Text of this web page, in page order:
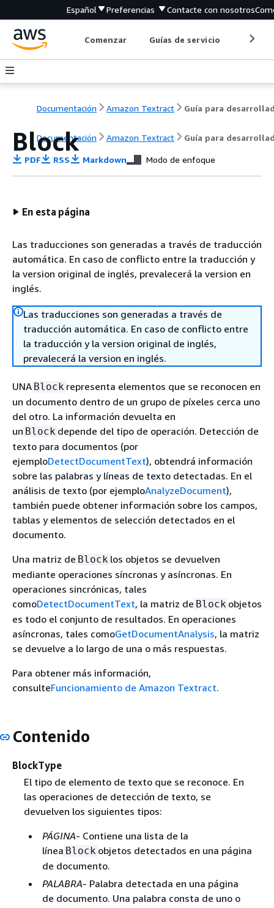
Español Preferencias Contacte con nosotros
Comenzar Guías de servicio
Documentación Amazon Textract
Documentación Amazon Textract Guía para
Block
PDF RSS Markdown Modo de enfoque
En esta página
Las traducciones son generadas a través de traducción
automática. En caso de conflicto entre la traducción y
la version original de inglés, prevalecerá la version en
inglés.
Las traducciones son generadas a través de
traducción automática. En caso de conflicto entre
la traducción y la version original de inglés,
prevalecerá la version en inglés.
UNA Block representa elementos que se reconocen en
un documento dentro de un grupo de píxeles cerca uno
del otro. La información devuelta en
un Block depende del tipo de operación. Detección de
texto para documentos (por
ejemploDetectDocumentText), obtendrá información
sobre las palabras y líneas de texto detectadas. En el
análisis de texto (por ejemploAnalyzeDocument),
también puede obtener información sobre los campos,
tablas y elementos de selección detectados en el
documento.
Una matriz de Block los objetos se devuelven
mediante operaciones síncronas y asíncronas. En
operaciones sincrónicas, tales
comoDetectDocumentText, la matriz de Block objetos
es todo el conjunto de resultados. En operaciones
asíncronas, tales comoGetDocumentAnalysis, la matriz
se devuelve a lo largo de una o más respuestas.
Para obtener más información,
consulteFuncionamiento de Amazon Textract.
Contenido
BlockType
El tipo de elemento de texto que se reconoce. En
las operaciones de detección de texto, se
devuelven los siguientes tipos:
PÁGINA- Contiene una lista de la
línea Block objetos detectados en una página
de documento.
PALABRA- Palabra detectada en una página
de documento. Una palabra consta de uno o